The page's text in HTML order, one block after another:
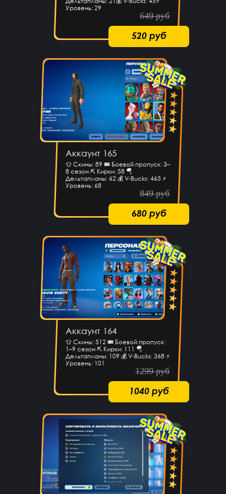
Уровень: 29
649 руб
520 руб
Аккаунт 165
👕 Скины: 89 🎟 Боевой пропуск: 3–
8 сезон ⛏ Кирки: 58 🪂
Дельтапланы: 62 💰 V-Bucks: 465 ⚡
Уровень: 68
849 руб
680 руб
Аккаунт 164
👕 Скины: 512 🎟 Боевой пропуск:
1–9 сезон ⛏ Кирки: 111 🪂
Дельтапланы: 109 💰 V-Bucks: 368 ⚡
Уровень: 101
1299 руб
1040 руб